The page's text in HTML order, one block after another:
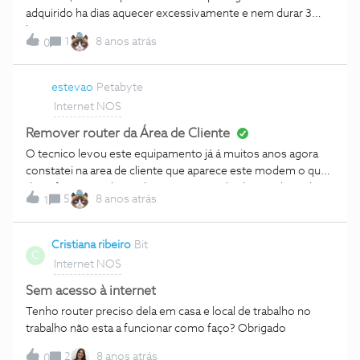
adquirido ha dias aquecer excessivamente e nem durar 3
horas??
0
1 8 anos atrás
estevao Petabyte
Internet NOS
Remover router da Área de Cliente
O tecnico levou este equipamento já á muitos anos agora
constatei na area de cliente que aparece este modem o que
devo fazer para deixar de estar na area de cliente obrigado .
Nome do equipamento Modem Tarifário 100 Mbps Data de
instalação 2007-07-17
1 5 8 anos atrás
C
Cristiana ribeiro Bit
Internet NOS
Sem acesso à internet
Tenho router preciso dela em casa e local de trabalho no
trabalho não esta a funcionar como faço? Obrigado
2 8 anos atrás